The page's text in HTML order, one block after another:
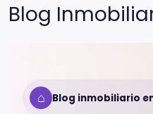
Blog
⌂ Blog inmobiliario